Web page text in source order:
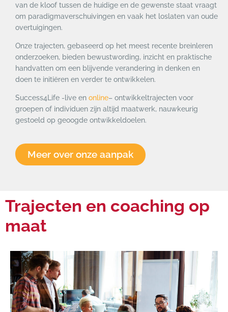
van de kloof tussen de huidige en de gewenste staat vraagt
​​om paradigmaverschuivingen en vaak het loslaten van oude
overtuigingen.
Onze trajecten, gebaseerd op het meest recente breinleren
onderzoeken, bieden bewustwording, inzicht en praktische
handvatten om een ​​blijvende verandering in denken en
doen te initiëren en verder te ontwikkelen.
Success4Life -live en online– ontwikkeltrajecten voor
groepen of individuen zijn altijd maatwerk, nauwkeurig
gestoeld op geoogde ontwikkeldoelen.
Meer over onze aanpak
Trajecten en coaching op
maat